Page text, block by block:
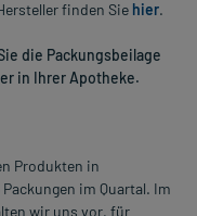
finden Sie hier.
die Packungsbeilage
in Ihrer Apotheke.
Produkten in
im Quartal. Im
wir uns vor, für